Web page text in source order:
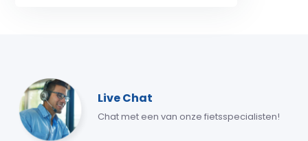
Live Chat
Chat met een van onze fietsspecialisten!